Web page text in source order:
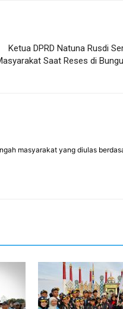
Ketua DPRD Natuna Rusdi
Saat Reses di
masyarakat yang diulas